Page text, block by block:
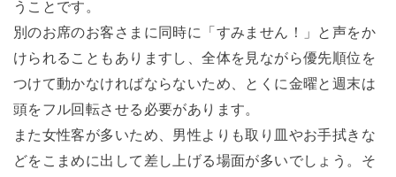
うことです。
別のお席のお客さまに同時に「すみません！」と声をか
けられることもありますし、全体を見ながら優先順位を
つけて動かなければならないため、とくに金曜と週末は
頭をフル回転させる必要があります。
また女性客が多いため、男性よりも取り皿やお手拭きな
どをこまめに出して差し上げる場面が多いでしょう。そ